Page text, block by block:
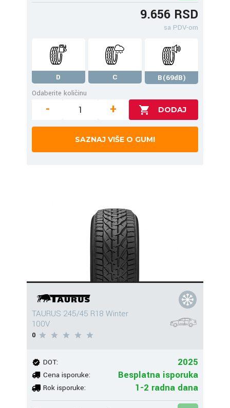
9.656 RSD
sa PDV-om
D C
B(69dB)
Odaberite količinu
- +
SAZNAJ VIŠE O GUMI
TAURUS 245/45 R18 Winter
100V
0
DOT: 2025
Cena isporuke: Besplatna isporuka
Rok isporuke: 1-2 radna dana